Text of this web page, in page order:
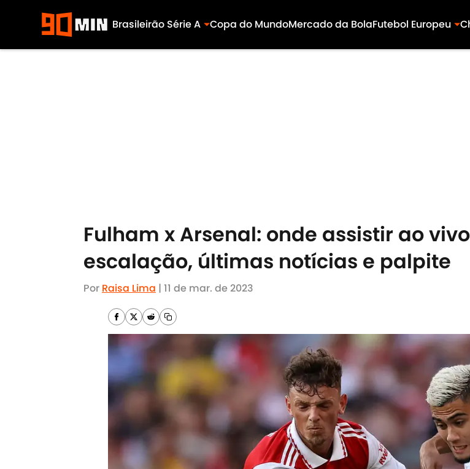
Brasileirão Série A Copa do MundoMercado da BolaFutebol Europeu
Fulham x Arsenal: onde assistir ao
escalação, últimas notícias e palpite
Por Raisa Lima | 11 de mar. de 2023